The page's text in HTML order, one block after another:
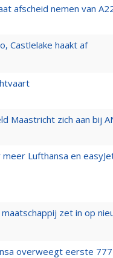
afscheid nemen van
Castlelake haakt af
Maastricht zich aan bij
Lufthansa en
zet in op
overweegt eerste